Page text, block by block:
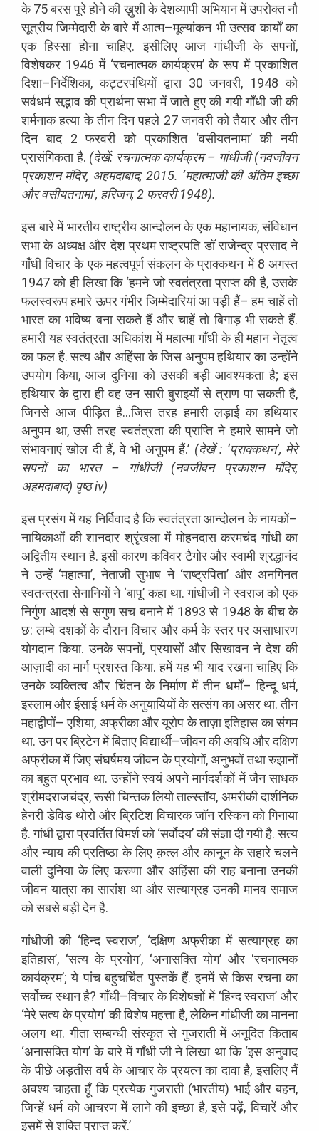
के75बरसपूरे होनेकीख़ुशीकेदेशव्यापी अभियानमेंउपरोक्तनौ
सूत्रीय जिम्मेदारी के बारे में आत्म–मूल्यांकन भी उत्सव कार्यों का
एक हिस्सा होना चाहिए.इसीलिए आज गांधीजी के सपनों,
विशेषकर 1946में ‘रचनात्मक कार्यक्रम’ के रूप में प्रकाशित
दिशा–निर्देशिका,कट्टरपंथियों द्वारा30जनवरी, 1948को
सर्वधर्म सद्भाव की प्रार्थना सभा में जाते हुए की गयी गाँधी जी की
शर्मनाक हत्या के तीन दिन पहले 27जनवरी को तैयार और तीन
दिन बाद2फरवरी को प्रकाशित ‘वसीयतनामा’ की नयी
प्रासंगिकता है. (देखें: रचनात्मक कार्यक्रम – गांधीजी(नवजीवन
प्रकाशन मंदिर, अहमदाबाद; 2015. ‘महात्माजी की अंतिम इच्छा
और वसीयतनामा’, हरिजन, 2 फरवरी1948).
इस बारे में भारतीय राष्ट्रीय आन्दोलन के एक महानायक,संविधान
सभा के अध्यक्ष और देश प्रथम राष्ट्रपति डॉ राजेन्द्र प्रसाद ने
गाँधी विचार के एक महत्वपूर्ण संकलन के प्राक्कथन में8अगस्त
1947को ही लिखा कि ‘हमने जो स्वतंत्रता प्राप्त की है,उसके
फलस्वरूप हमारे ऊपर गंभीर जिम्मेदारियां आ पड़ी हैं–हम चाहें तो
भारत का भविष्य बना सकते हैं और चाहें तो बिगाड़ भी सकते हैं.
हमारी यह स्वतंत्रता अधिकांश में महात्मा गाँधी के ही महान नेतृत्व
का फल है.सत्य और अहिंसा के जिस अनुपम हथियार का उन्होंने
उपयोग किया,आज दुनिया को उसकी बड़ी आवश्यकता है;इस
हथियार के द्वारा ही वह उन सारी बुराइयों से त्राण पा सकती है,
जिनसे आज पीड़ित है…जिस तरह हमारी लड़ाई का हथियार
अनुपम था,उसी तरह स्वतंत्रता की प्राप्ति ने हमारे सामने जो
संभावनाएं खोल दी हैं,वे भी अनुपम हैं.’ (देखें: ‘प्राक्कथन’, मेरे
सपनों
का भारत – गांधीजी(नवजीवन प्रकाशन मंदिर,
अहमदाबाद) पृष्ठiv)
इस प्रसंग में यह निर्विवाद है कि स्वतंत्रता आन्दोलन के नायकों–
नायिकाओं की शानदार श्रृंखला में मोहनदास करमचंद गांधी का
अद्वितीय स्थान है.इसी कारण कविवर टैगोर और स्वामी श्रद्धानंद
ने उन्हें ‘महात्मा’,नेताजी सुभाष ने ‘राष्ट्रपिता’ और अनगिनत
स्वतन्त्रता सेनानियों ने ‘बापू’ कहा था.गांधीजी ने स्वराज को एक
निर्गुण आदर्श से सगुण सच बनाने में1893से1948के बीच के
छ:लम्बे दशकों के दौरान विचार और कर्म के स्तर पर असाधारण
योगदान किया.उनके सपनों,प्रयासों और सिखावन ने देश की
आज़ादी का मार्ग प्रशस्त किया.हमें यह भी याद रखना चाहिए कि
उनके व्यक्तित्व और चिंतन के निर्माण में तीन धर्मों– हिन्दू धर्म,
इस्लामऔर ईसाई धर्मके अनुयायियोंकेसत्संगका असर था.तीन
महाद्वीपों– एशिया, अफ्रीका और यूरोप के ताज़ा इतिहास का संगम
था.उनपरब्रिटेनमेंबिताएविद्यार्थी–जीवनकीअवधिऔरदक्षिण
अफ्रीका में जिए संघर्षमय जीवन के प्रयोगों,अनुभवों तथा रुझानों
का बहुत प्रभाव था.उन्होंने स्वयं अपने मार्गदर्शकों में जैन साधक
श्रीमदराजचंद्र,रूसी चिन्तक लियो ताल्स्तॉय, अमरीकी दार्शनिक
हेनरी डेविड थोरो और ब्रिटिश विचारक जॉन रस्किन को गिनाया
है.गांधीद्वाराप्रवर्तितविमर्शको ‘सर्वोदय’कीसंज्ञादीगयीहै.सत्य
और न्याय की प्रतिष्ठा के लिए क़त्ल और कानून के सहारे चलने
वाली दुनिया के लिए करुणा और अहिंसा की राह बनाना उनकी
जीवन यात्रा का सारांश था और सत्याग्रह उनकी मानव समाज
कोसबसेबड़ीदेनहै.
गांधीजी की ‘हिन्द स्वराज’, ‘दक्षिण अफ्रीका में सत्याग्रह का
इतिहास’, ‘सत्य के प्रयोग’, ‘अनासक्ति योग’ और ‘रचनात्मक
कार्यक्रम’;ये पांच बहुचर्चित पुस्तकें हैं.इनमें से किस रचना का
सर्वोच्च स्थान है?गाँधी–विचार के विशेषज्ञों में ‘हिन्द स्वराज’ और
‘मेरे सत्य के प्रयोग’ की विशेष महत्ता है,लेकिन गांधीजी का मानना
अलग था.गीता सम्बन्धी संस्कृत से गुजराती में अनूदित किताब
‘अनासक्ति योग’ के बारे में गाँधी जी ने लिखा था कि ‘इस अनुवाद
के पीछे अड़तीस वर्ष के आचार के प्रयत्न का दावा है,इसलिए मैं
अवश्य चाहता हूँ कि प्रत्येक गुजराती(भारतीय) भाई और बहन,
जिन्हें धर्म को आचरण में लाने की इच्छा है,इसे पढ़ें,विचारें और
इसमेंसेशक्तिप्राप्तकरें.’